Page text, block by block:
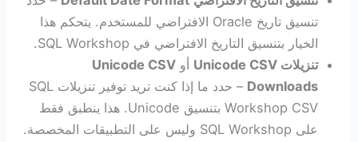
تنسيق تاريخ Oracle الافتراضي للمستخدم. يتحكم هذا
الخيار بتنسيق التاريخ الافتراضي في SQL Workshop.
تنزيلات Unicode CSV
أو Unicode CSV
Downloads
– حدد ما إذا كنت تريد توفير تنزيلات SQL
Workshop CSV بتنسيق Unicode. هذا ينطبق فقط
على SQL Workshop وليس على التطبيقات المخصصة.